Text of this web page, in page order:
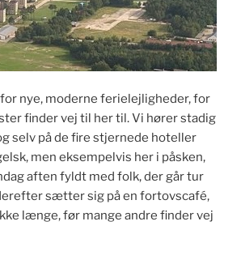
nye, moderne ferielejligheder, for
finder vej til her til. Vi hører stadig
selv på de fire stjernede hoteller
men eksempelvis her i påsken,
aften fyldt med folk, der går tur
sætter sig på en fortovscafé,
længe, før mange andre finder vej